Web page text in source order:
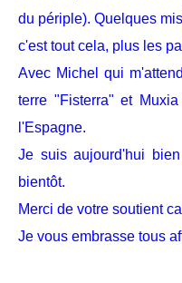
du périple). Quelques
c'est tout cela, plus les
Avec Michel qui
terre "Fisterra" et
l'Espagne.
Je suis aujourd'hui
bientôt.
Merci de votre soutient
Je vous embrasse tous